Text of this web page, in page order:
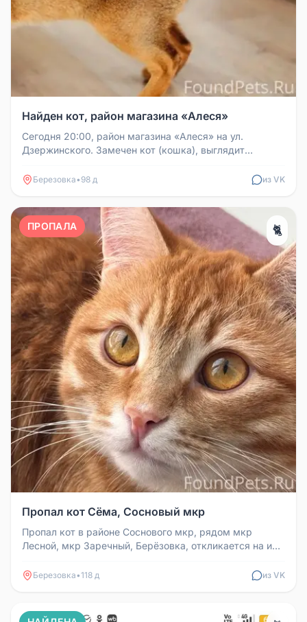
Найден кот, район магазина «Алеся»
Сегодня 20:00, район магазина «Алеся» на ул.
Дзержинского. Замечен кот (кошка), выглядит
Березовка• 98 д из VK
ПРОПАЛА 🐈
Пропал кот Сёма, Сосновый мкр
Пропал кот в районе Соснового мкр, рядом мкр
Лесной, мкр Заречный, Берёзовка, откликается на имя
Березовка•118 д из VK